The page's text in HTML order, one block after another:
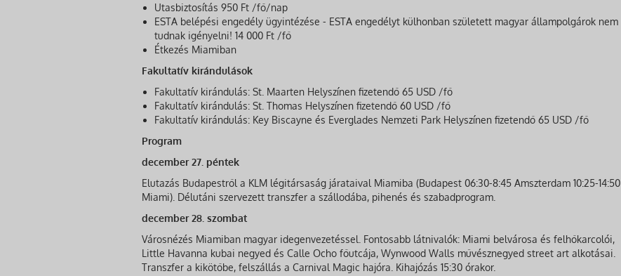
Utasbiztosítás 950 Ft /fő/nap
ESTA belépési engedély ügyintézése - ESTA engedélyt külhonban született magyar állampolgárok nem
tudnak igényelni! 14 000 Ft /fő
Étkezés Miamiban
Fakultatív kirándulások
Fakultatív kirándulás: St. Maarten Helyszínen fizetendő 65 USD /fő
Fakultatív kirándulás: St. Thomas Helyszínen fizetendő 60 USD /fő
Fakultatív kirándulás: Key Biscayne és Everglades Nemzeti Park Helyszínen fizetendő 65 USD /fő
Program
december 27. péntek
Elutazás Budapestről a KLM légitársaság járataival Miamiba (Budapest 06:30-8:45 Amszterdam 10:25-14:50
Miami). Délutáni szervezett transzfer a szállodába, pihenés és szabadprogram.
december 28. szombat
Városnézés Miamiban magyar idegenvezetéssel. Fontosabb látnivalók: Miami belvárosa és felhőkarcolói,
Little Havanna kubai negyed és Calle Ocho főutcája, Wynwood Walls művésznegyed street art alkotásai.
Transzfer a kikötőbe, felszállás a Carnival Magic hajóra. Kihajózás 15:30 órakor.